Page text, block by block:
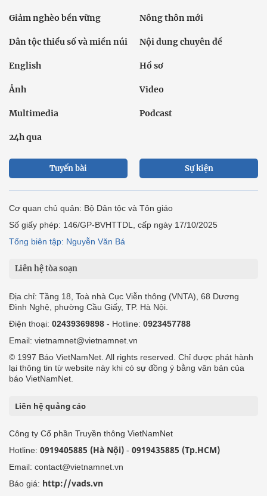
Giảm nghèo bền vững Nông thôn mới
Dân tộc thiểu số và miền núi Nội dung chuyên đề
English Hồ sơ
Ảnh Video
Multimedia Podcast
24h qua
Tuyến bài Sự kiện
Cơ quan chủ quản: Bộ Dân tộc và Tôn giáo
Số giấy phép: 146/GP-BVHTTDL, cấp ngày 17/10/2025
Tổng biên tập: Nguyễn Văn Bá
Liên hệ tòa soạn
Địa chỉ: Tầng 18, Toà nhà Cục Viễn thông (VNTA), 68 Dương
Đình Nghệ, phường Cầu Giấy, TP. Hà Nội.
Điện thoại: 02439369898 - Hotline: 0923457788
Email: vietnamnet@vietnamnet.vn
© 1997 Báo VietNamNet. All rights reserved. Chỉ được phát hành
lại thông tin từ website này khi có sự đồng ý bằng văn bản của
báo VietNamNet.
Liên hệ quảng cáo
Công ty Cổ phần Truyền thông VietNamNet
Hotline: 0919405885 (Hà Nội) - 0919435885 (Tp.HCM)
Email: contact@vietnamnet.vn
Báo giá: http://vads.vn